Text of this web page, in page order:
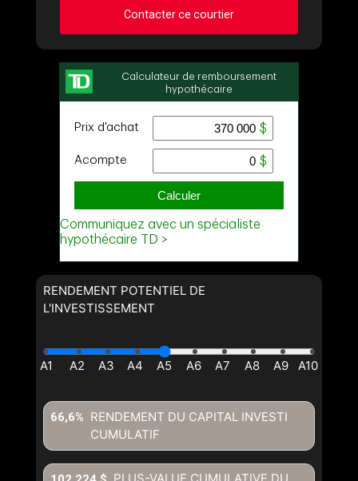
Contacter ce courtier
Demander des infos sur cette inscription
Prénom
(Optionnel)
Message
conditions d'utilisation et vous nous fournissez l'autorisation écrite de
RENDEMENT POTENTIEL DE
L'INVESTISSEMENT
RENDEMENT DU CAPITAL INVESTI
CUMULATIF
66,6%